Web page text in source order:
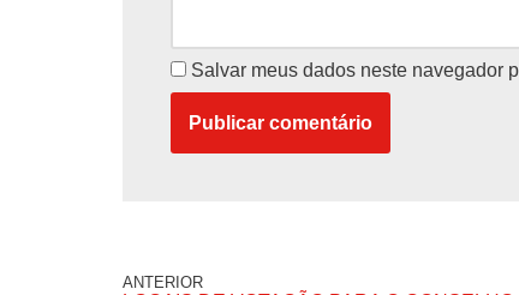
Salvar meus dados neste navegador
ANTERIOR